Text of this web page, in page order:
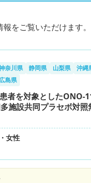
をご覧いただけます。
奈川県 静岡県 山梨県
沖縄
広島県
者を対象としたONO-
施設共同プラセボ対照
女性